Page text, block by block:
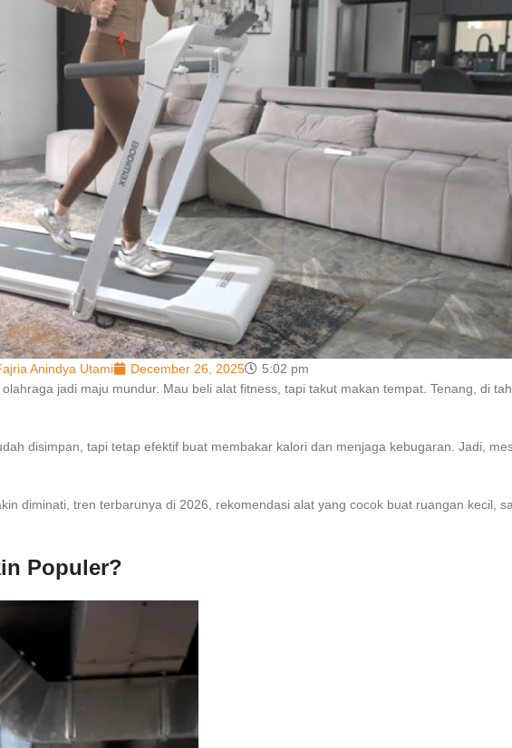
Anindya Utami December 26, 2025
5:02 pm
jadi maju mundur. Mau beli alat fitness, tapi takut makan tempat. Tenang, di
disimpan, tapi tetap efektif buat membakar kalori dan menjaga kebugaran. Jadi,
diminati, tren terbarunya di 2026, rekomendasi alat yang cocok buat ruangan kecil,
Populer?